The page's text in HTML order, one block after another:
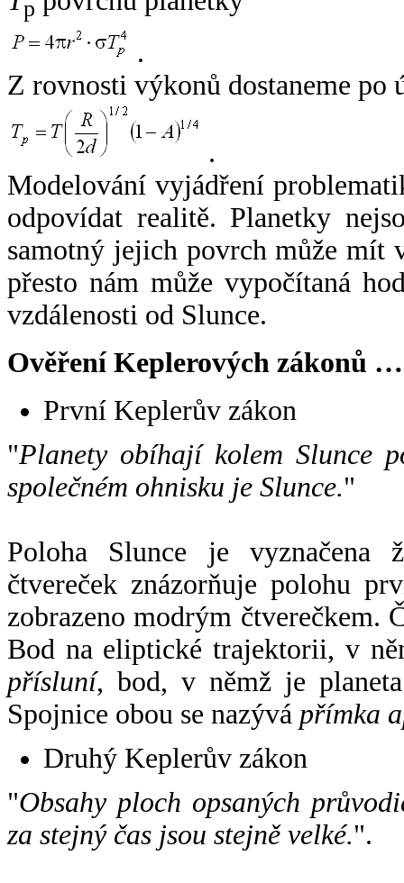
p
.
Z rovnosti výkonů dostaneme po
.
Modelování vyjádření
odpovídat realitě. Planetky
samotný jejich povrch může mít
přesto nám může vypočítaná
vzdálenosti od Slunce.
Ověření Keplerových zákonů …
První Keplerův zákon
"Planety obíhají kolem Slunce
společném ohnisku je Slunce."
Poloha Slunce je vyznačena
čtvereček znázorňuje polohu
zobrazeno modrým čtverečkem.
Bod na eliptické trajektorii, v
přísluní, bod, v němž je
Spojnice obou se nazývá přímka
Druhý Keplerův zákon
"Obsahy ploch opsaných
za stejný čas jsou stejně velké.".